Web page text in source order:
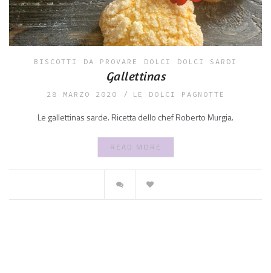
BISCOTTI DA PROVARE DOLCI DOLCI SARDI
Gallettinas
28 MARZO 2020 LE DOLCI PAGNOTTE
Le gallettinas sarde. Ricetta dello chef Roberto Murgia.
READ MORE